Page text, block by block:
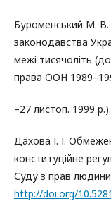
Буроменський М. В.
законодавства
межі тисячоліть
права ООН
–27 листоп. 1999
Дахова І. І.
конституційне
Суду з прав
http://doi.org/